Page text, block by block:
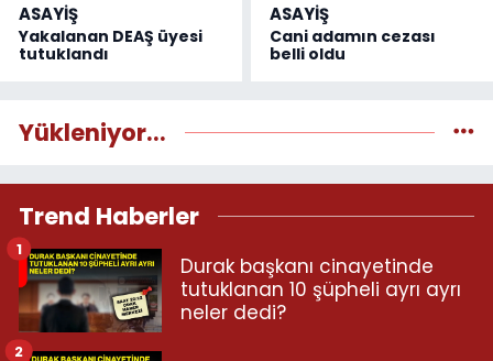
ASAYİŞ
Yakalanan DEAŞ üyesi
tutuklandı
ASAYİŞ
Cani adamın cezası
belli oldu
Yükleniyor...
Trend Haberler
Durak başkanı cinayetinde
tutuklanan 10 şüpheli ayrı ayrı
neler dedi?
1
2